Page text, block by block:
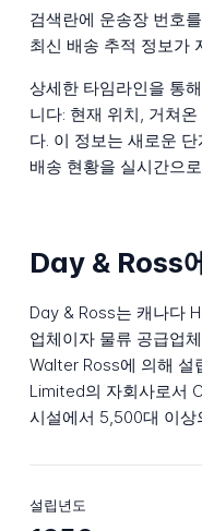
검색란에 운송장 번호
최신 배송 추적 정보가
상세한 타임라인을 통
니다: 현재 위치, 거쳐
다. 이 정보는 새로운
배송 현황을 실시간으
Day & Ross
Day & Ross는 캐나다
업체이자 물류 공급업
Walter Ross에 의해 설
Limited의 자회사로서
시설에서 5,500대 이상
설립년도